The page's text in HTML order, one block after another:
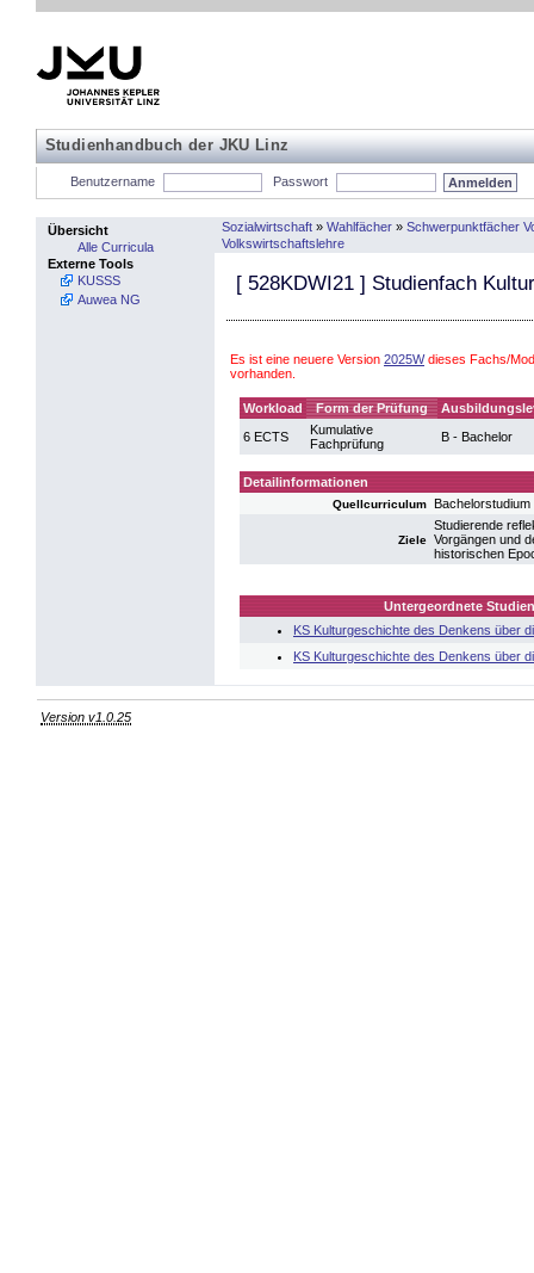
Studienhandbuch der JKU Linz
Benutzername Passwort
Übersicht
Alle Curricula
Externe Tools
KUSSS
Auwea NG
Sozialwirtschaft » Wahlfächer » Schwerpunktfächer
Volkswirtschaftslehre
[ 528KDWI21 ] Studienfach
Es ist eine neuere Version 2025Wdieses Fachs/
vorhanden.
Workload Form der Prüfung
6 ECTS
Kumulative
Fachprüfung
B - Bachelor
Detailinformationen
Quellcurriculum
Ziele
Studierende
Vorgängen und
historischen
Untergeordnete
KS Kulturgeschichte des Denkens über
KS Kulturgeschichte des Denkens über
Version v1.0.25